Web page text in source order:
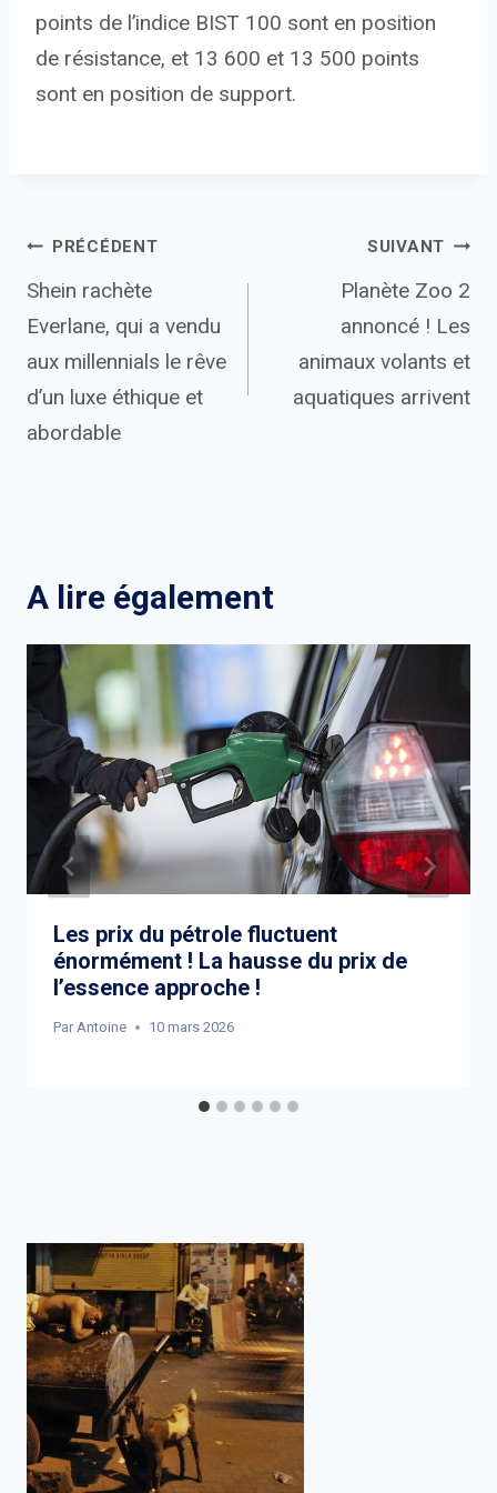
points de l’indice BIST 100 sont en position
de résistance, et 13 600 et 13 500 points
sont en position de support.
Navigation
de
l’article
PRÉCÉDENT
Shein rachète
Everlane, qui a vendu
aux millennials le rêve
d’un luxe éthique et
abordable
SUIVANT
Planète Zoo 2
annoncé ! Les
animaux volants et
aquatiques arrivent
A lire également
Les prix du pétrole fluctuent
énormément ! La hausse du prix de
l’essence approche !
Par Antoine 10 mars 2026